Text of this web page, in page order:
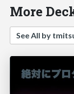
More
See All by